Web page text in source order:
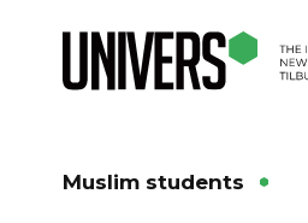
Muslim students